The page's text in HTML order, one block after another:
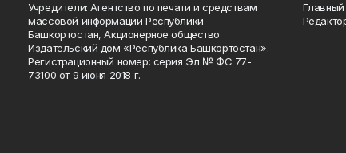
Учредители: Агентство по печати и средствам
массовой информации Республики
Башкортостан, Акционерное общество
Издательский дом «Республика Башкортостан».
Регистрационный номер: серия Эл № ФС 77-
73100 от 9 июня 2018 г.